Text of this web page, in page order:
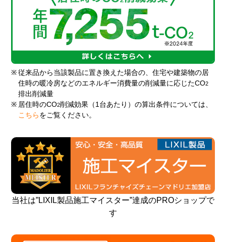
※ 従来品から当該製品に置き換えた場合の、住宅や建築物の居
住時の暖冷房などのエネルギー消費量の削減量に応じたCO2
排出削減量
※ 居住時のCO2削減効果（1台あたり）の算出条件については、
こちら をご覧ください。
当社は”LIXIL製品施工マイスター”達成のPROショップで
す